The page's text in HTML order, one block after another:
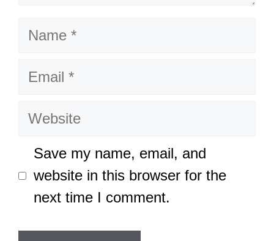
Name
Email
Website
Save my name, email, and
website in this browser for the
next time I comment.